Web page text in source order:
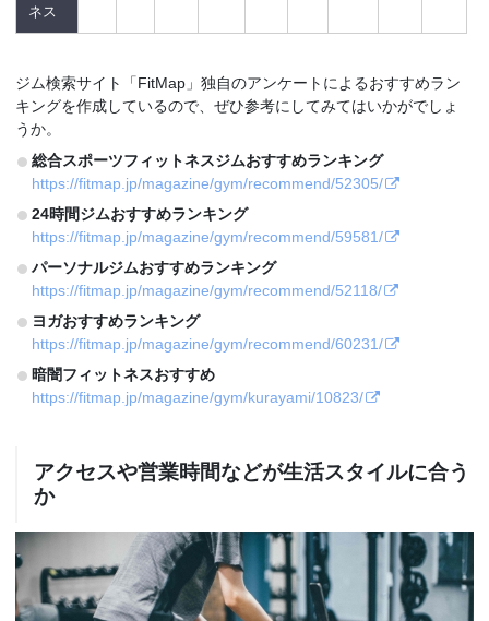
ネス
ジム検索サイト「FitMap」独自のアンケートによるおすすめラン
キングを作成しているので、ぜひ参考にしてみてはいかがでしょ
うか。
総合スポーツフィットネスジムおすすめランキング
https://fitmap.jp/magazine/gym/recommend/52305/
24時間ジムおすすめランキング
https://fitmap.jp/magazine/gym/recommend/59581/
パーソナルジムおすすめランキング
https://fitmap.jp/magazine/gym/recommend/52118/
ヨガおすすめランキング
https://fitmap.jp/magazine/gym/recommend/60231/
暗闇フィットネスおすすめ
https://fitmap.jp/magazine/gym/kurayami/10823/
アクセスや営業時間などが生活スタイルに合う
か